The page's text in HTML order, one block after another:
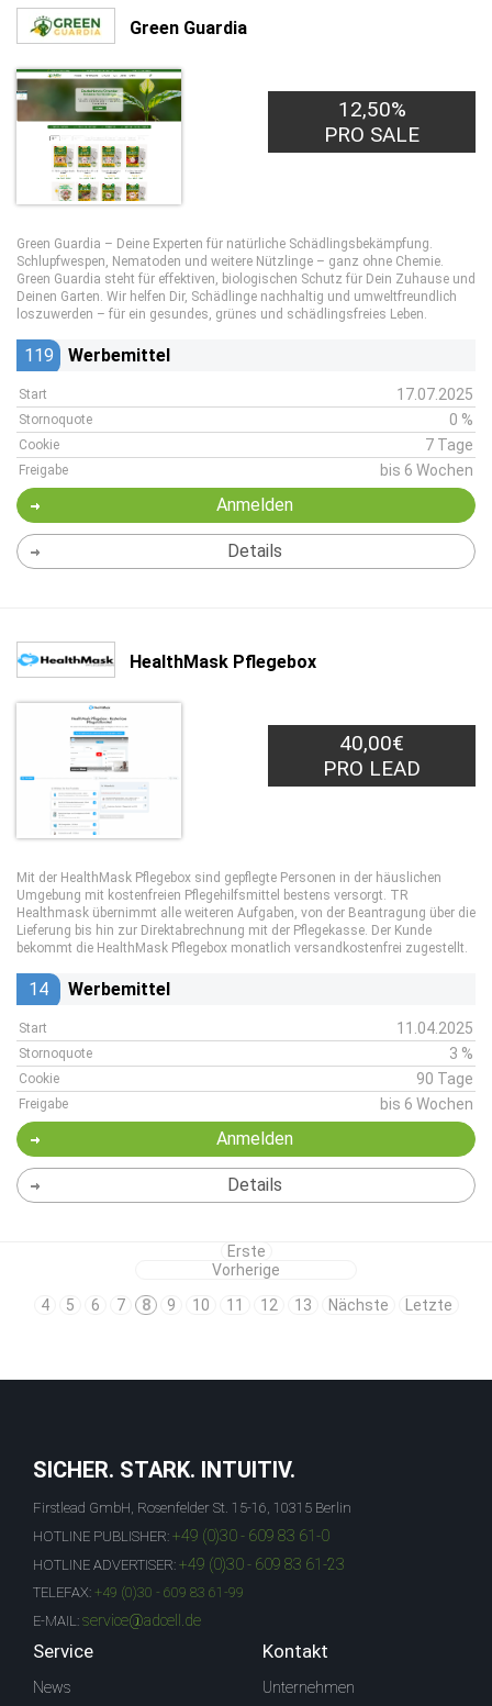
Green Guardia
12,50%
PRO SALE
Green Guardia – Deine Experten für natürliche Schädlingsbekämpfung.
Schlupfwespen, Nematoden und weitere Nützlinge – ganz ohne Chemie.
Green Guardia steht für effektiven, biologischen Schutz für Dein Zuhause und
Deinen Garten. Wir helfen Dir, Schädlinge nachhaltig und umweltfreundlich
loszuwerden – für ein gesundes, grünes und schädlingsfreies Leben.
119 Werbemittel
Start 17.07.2025
Stornoquote 0 %
Cookie 7 Tage
Freigabe bis 6 Wochen
Anmelden
Details
HealthMask Pflegebox
40,00€
PRO LEAD
Mit der HealthMask Pflegebox sind gepflegte Personen in der häuslichen
Umgebung mit kostenfreien Pflegehilfsmittel bestens versorgt. TR
Healthmask übernimmt alle weiteren Aufgaben, von der Beantragung über die
Lieferung bis hin zur Direktabrechnung mit der Pflegekasse. Der Kunde
bekommt die HealthMask Pflegebox monatlich versandkostenfrei zugestellt.
14 Werbemittel
Start 11.04.2025
Stornoquote 3 %
Cookie 90 Tage
Freigabe bis 6 Wochen
Anmelden
Details
Erste
Vorherige
4
5 6 7 8 9 10 11 12 13 Nächste Letzte
SICHER. STARK. INTUITIV.
Firstlead GmbH, Rosenfelder St. 15-16, 10315 Berlin
HOTLINE PUBLISHER: +49 (0)30 - 609 83 61-0
HOTLINE ADVERTISER: +49 (0)30 - 609 83 61-23
TELEFAX: +49 (0)30 - 609 83 61-99
E-MAIL: service@adcell.de
Service
News
Kontakt
Unternehmen